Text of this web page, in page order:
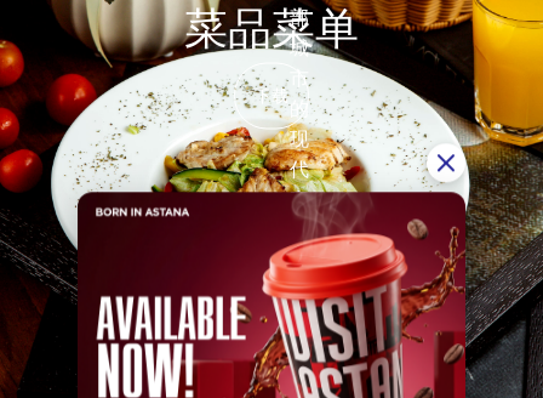
部
城
市
的
现
代
室
内
装
饰；
-
家
庭
菜品菜单
下载